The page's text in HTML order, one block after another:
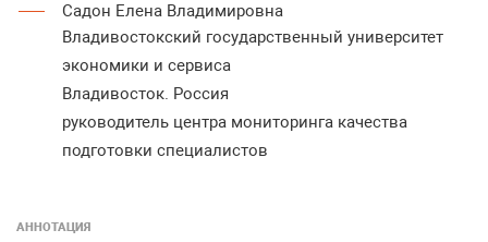
Садон Елена Владимировна
Владивостокский государственный университет
экономики и сервиса
Владивосток. Россия
руководитель центра мониторинга качества
подготовки специалистов
АННОТАЦИЯ